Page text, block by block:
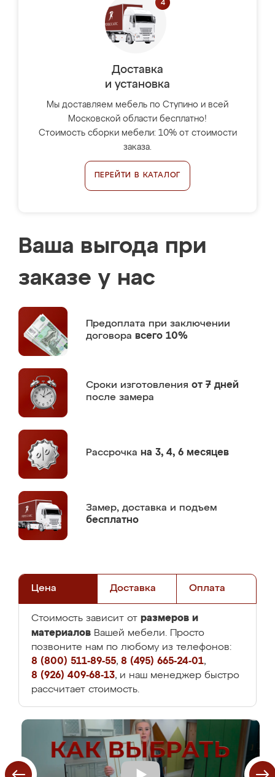
Доставка
и установка
Мы доставляем мебель по Ступино и всей
Московской области бесплатно!
Стоимость сборки мебели: 10% от стоимости
заказа.
ПЕРЕЙТИ В КАТАЛОГ
Ваша выгода при
заказе у нас
Предоплата при заключении
договора всего 10%
Сроки изготовления от 7 дней
после замера
Рассрочка на 3, 4, 6 месяцев
Замер, доставка и подъем
бесплатно
Цена Доставка Оплата
Стоимость зависит от размеров и
материалов Вашей мебели. Просто
позвоните нам по любому из телефонов:
8 (800) 511-89-55, 8 (495) 665-24-01,
8 (926) 409-68-13, и наш менеджер быстро
рассчитает стоимость.